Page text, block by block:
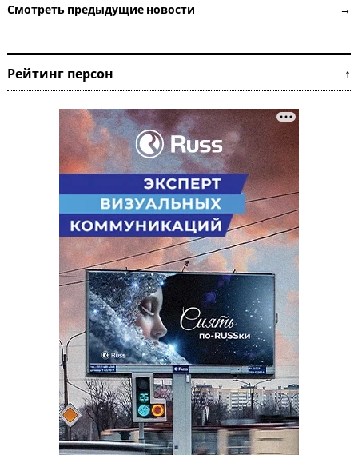
Смотреть предыдущие новости →
Рейтинг персон ↑